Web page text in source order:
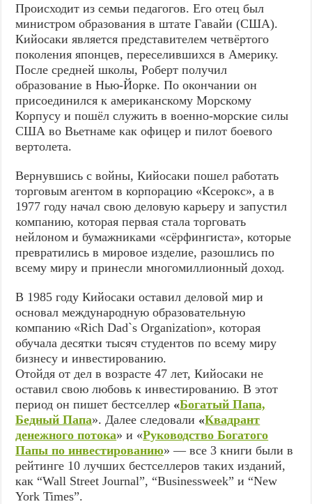
Происходит из семьи педагогов. Его отец был
министром образования в штате Гавайи (США).
Кийосаки является представителем четвёртого
поколения японцев, переселившихся в Америку.
После средней школы, Роберт получил
образование в Нью-Йорке. По окончании он
присоединился к американскому Морскому
Корпусу и пошёл служить в военно-морские силы
США во Вьетнаме как офицер и пилот боевого
вертолета.
Вернувшись с войны, Кийосаки пошел работать
торговым агентом в корпорацию «Ксерокс», а в
1977 году начал свою деловую карьеру и запустил
компанию, которая первая стала торговать
нейлоном и бумажниками «сёрфингиста», которые
превратились в мировое изделие, разошлись по
всему миру и принесли многомиллионный доход.
В 1985 году Кийосаки оставил деловой мир и
основал международную образовательную
компанию «Rich Dad`s Organization», которая
обучала десятки тысяч студентов по всему миру
бизнесу и инвестированию.
Отойдя от дел в возрасте 47 лет, Кийосаки не
оставил свою любовь к инвестированию. В этот
период он пишет бестселлер «Богатый Папа,
Бедный Папа». Далее следовали «Квадрант
денежного потока» и «Руководство Богатого
Папы по инвестированию» — все 3 книги были в
рейтинге 10 лучших бестселлеров таких изданий,
как “Wall Street Journal”, “Businessweek” и “New
York Times”.